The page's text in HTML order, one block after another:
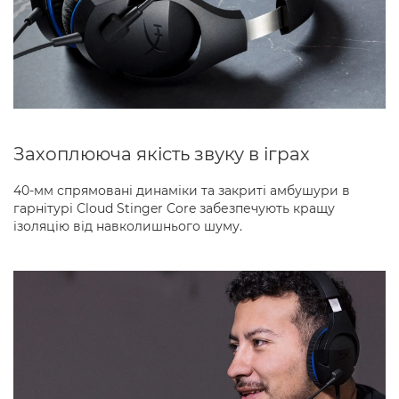
Захоплююча якість звуку в іграх
40-мм спрямовані динаміки та закриті амбушури в
гарнітурі Cloud Stinger Core забезпечують кращу
ізоляцію від навколишнього шуму.